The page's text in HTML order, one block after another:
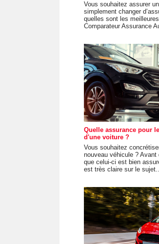
Vous souhaitez assurer
simplement changer
quelles sont les
Comparateur Assurance
Quelle assurance pour
d'une voiture ?
Vous souhaitez
nouveau véhicule ?
que celui-ci est bien
est très claire sur le